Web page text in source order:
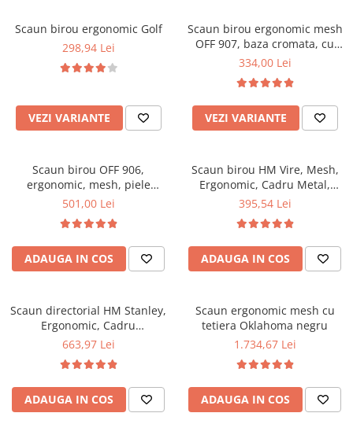
Saltele cu arcuri impachetate
individual
Saltele Memory Pocket
Saltele Memory Pocket
Saltele cu plasa arcuri
Saltele cu spuma
Saltele cu spuma poliuretanica
Saltele Latex
Saltele 140x200
Saltele 180x200
Top saltele
Top saltele 5 cm
Top saltele memory 5 cm
Top saltele MemoHR 6.5 cm
Paturi
Seturi de pat si saltea
Masute de toaleta
Scaune pentru living
Comode living
Set mese plus scaune
Mobilier birou
Scaune ergonomice
Etajere Birou
Birouri
Scaune pentru birou
Scaune pentru vizitatori
Scaune manager
Mobilier bucatarie
Mese bucatarie
Scaune birou
Scaune profesionale
Scaune Lemn
Scaune resigilate
Scaune conferinta
Scaune terasa si outdoor
Scaun birou ergonomic Golf
298,94 Lei
VEZI VARIANTE
Scaun birou ergonomic mesh
OFF 907, baza cromata, cu
tetiera, mecanism de balans,
334,00 Lei
VEZI VARIANTE
Scaun birou OFF 906,
ergonomic, mesh, piele
ecologica, cadru cromat,
negru
501,00 Lei
ADAUGA IN COS
Scaun birou HM Vire, Mesh,
Ergonomic, Cadru Metal,
Tetiera cu piele ecologica,
balansare, 100 Kg, Negru
395,54 Lei
ADAUGA IN COS
Scaun directorial HM Stanley,
Ergonomic, Cadru
Polipropilena, Piele ecologica,
balansare, 102kg, 115x59x50
cm, Negru
663,97 Lei
ADAUGA IN COS
Scaun ergonomic mesh cu
tetiera Oklahoma negru
1.734,67 Lei
ADAUGA IN COS